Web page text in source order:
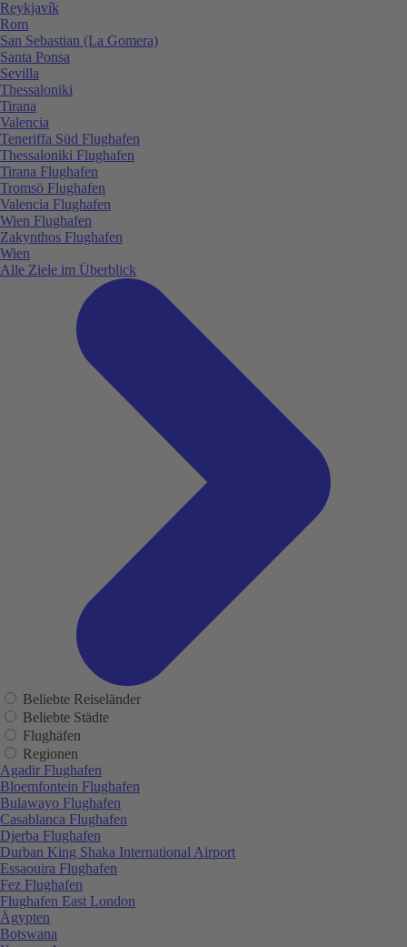
Reykjavík
Rom
San Sebastian (La Gomera)
Santa Ponsa
Sevilla
Thessaloniki
Tirana
Valencia
Teneriffa Süd Flughafen
Thessaloniki Flughafen
Tirana Flughafen
Tromsö Flughafen
Valencia Flughafen
Wien Flughafen
Zakynthos Flughafen
Wien
Alle Ziele im Überblick
Beliebte Reiseländer
Beliebte Städte
Flughäfen
Regionen
Agadir Flughafen
Bloemfontein Flughafen
Bulawayo Flughafen
Casablanca Flughafen
Djerba Flughafen
Durban King Shaka International Airport
Essaouira Flughafen
Fez Flughafen
Flughafen East London
Ägypten
Botswana